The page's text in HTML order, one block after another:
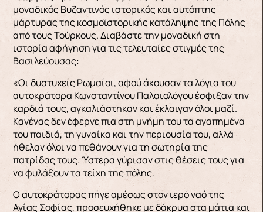
μοναδικός Βυζαντινός ιστορικός και αυτόπτης
μάρτυρας της κοσμοϊστορικής κατάληψης της Πόλης
από τους Τούρκους. Διαβάστε την μοναδική στη
ιστορία αφήγηση για τις τελευταίες στιγμές της
Βασιλεύουσας:
«Οι δυστυχείς Ρωμαίοι, αφού άκουσαν τα λόγια του
αυτοκράτορα Κωνσταντίνου Παλαιολόγου έσφιξαν την
καρδιά τους, αγκα­λιάστηκαν και έκλαιγαν όλοι μαζί.
Κανένας δεν έφερνε πια στη μνήμη του τα αγαπημένα
του παι­διά, τη γυναίκα και την περιουσία του, αλλά
ήθε­λαν όλοι να πεθάνουν για τη σωτηρία της
πατρίδας τους. Ύστερα γύρισαν στις θέσεις τους για
να φυλάξουν τα τείχη της πόλης.
Ο αυτοκράτορας πήγε αμέσως στον ιερό ναό της
Αγίας Σοφίας, προσευχήθηκε με δάκρυα στα μάτια και